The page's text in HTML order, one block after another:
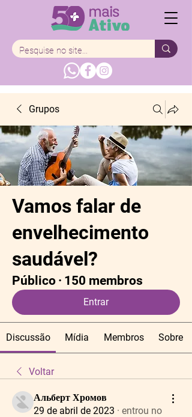
Grupos
Vamos falar de
envelhecimento
saudável?
Público · 150 membros
Entrar
Discussão Mídia Membros Sobre
Voltar
Альберт Хромов
29 de abril de 2023 · entrou no